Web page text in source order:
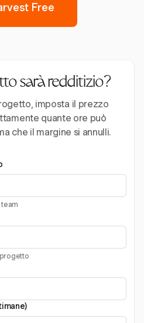
Free
sarà redditizio?
imposta il prezzo
quante ore può
che il margine si annulli.
progetto